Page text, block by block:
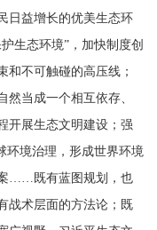
日益增长的优美生态环
生态环境”，加快制度创
和不可触碰的高压线；
当成一个相互依存、
开展生态文明建设；强
环境治理，形成世界环境
……既有蓝图规划，也
战术层面的方法论；既